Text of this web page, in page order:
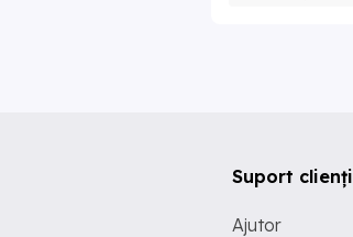
Suport clienți
Ajutor